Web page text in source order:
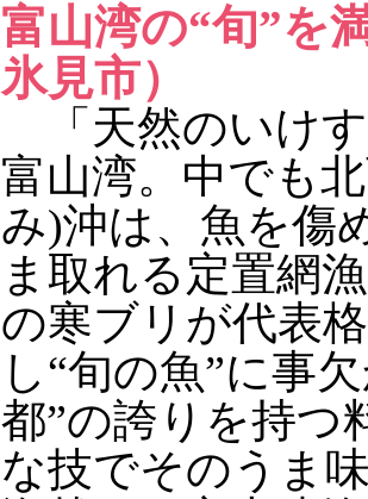
富山湾の“旬”を
氷見市）
「天然のいけ
富山湾。中でも
み)沖は、魚を傷
ま取れる定置網
の寒ブリが代表
し“旬の魚”に事
都”の誇りを持つ
な技でそのうま